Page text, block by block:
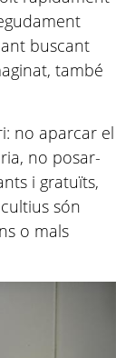
buscant
també
no aparcar el
no posar-
i gratuïts,
són
o mals